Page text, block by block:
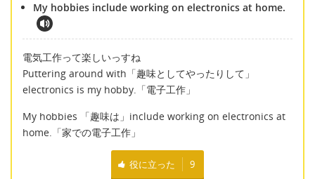
My hobbies include working on electronics at home.
電気工作って楽しいっすね
Puttering around with「趣味としてやったりして」
electronics is my hobby.「電子工作」
My hobbies 「趣味は」include working on electronics at
home.「家での電子工作」
役に立った 9